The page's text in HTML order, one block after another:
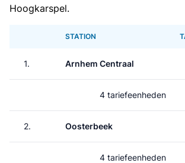
Hoogkarspel.
STATION
1. Arnhem Centraal
4 tariefeenheden
2. Oosterbeek
4 tariefeenheden